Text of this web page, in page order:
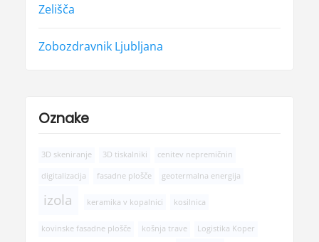
Zelišča
Zobozdravnik Ljubljana
Oznake
3D skeniranje 3D tiskalniki cenitev nepremičnin
digitalizacija fasadne plošče geotermalna energija
izola keramika v kopalnici kosilnica
kovinske fasadne plošče košnja trave Logistika Koper